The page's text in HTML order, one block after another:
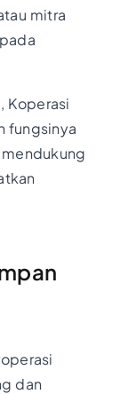
mitra
Koperasi
fungsinya
dan